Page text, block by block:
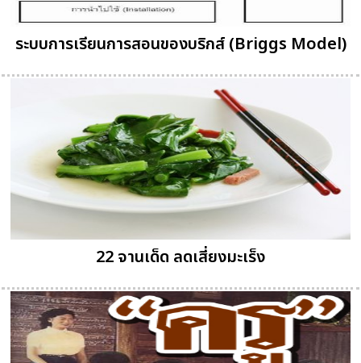
ระบบการเรียนการสอนของบริกส์ (Briggs Model)
22 จานเด็ด ลดเสี่ยงมะเร็ง